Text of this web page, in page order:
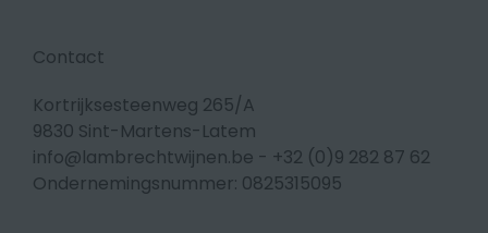
Contact
Kortrijksesteenweg 265/A
9830 Sint-Martens-Latem
info@lambrechtwijnen.be - +32 (0)9 282 87 62
Ondernemingsnummer: 0825315095